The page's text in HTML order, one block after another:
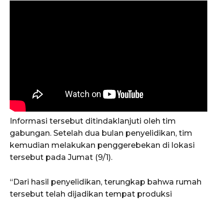
Informasi tersebut ditindaklanjuti oleh tim
gabungan. Setelah dua bulan penyelidikan, tim
kemudian melakukan penggerebekan di lokasi
tersebut pada Jumat (9/1).
“Dari hasil penyelidikan, terungkap bahwa rumah
tersebut telah dijadikan tempat produksi